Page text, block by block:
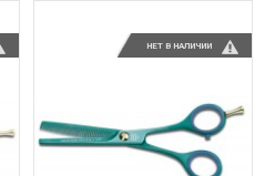
НЕТ В НАЛИЧИИ